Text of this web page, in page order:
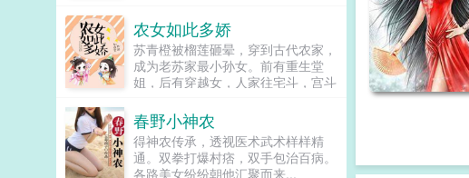
少提醒她你的主要工作爱我。那你的
工作呢？宠你！...
农女如此多娇
苏青橙被榴莲砸晕，穿到古代农家，
成为老苏家最小孙女。前有重生堂
姐，后有穿越女，人家往宅斗，宫斗
及格线的智商斗不起来。可后来她发
现爹妈哥姐都有点小故事啊，特别是
那个狼竹马更不简单。...
春野小神农
得神农传承，透视医术武术样样精
通。双拳打爆村痞，双手包治百病。
各路美女纷纷朝他汇聚而来...